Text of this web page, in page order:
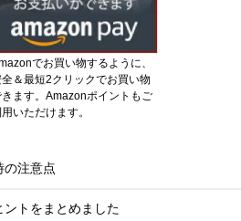
でお買い物するように、
＆最短2クリックでお買い物
ます。Amazonポイントもご
いただけます。
の注意点
トをまとめました